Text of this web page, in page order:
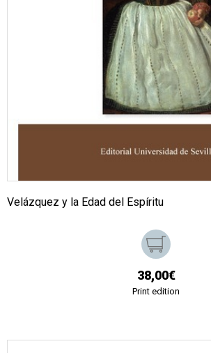
Velázquez y la Edad del Espíritu
38,00€
Print edition